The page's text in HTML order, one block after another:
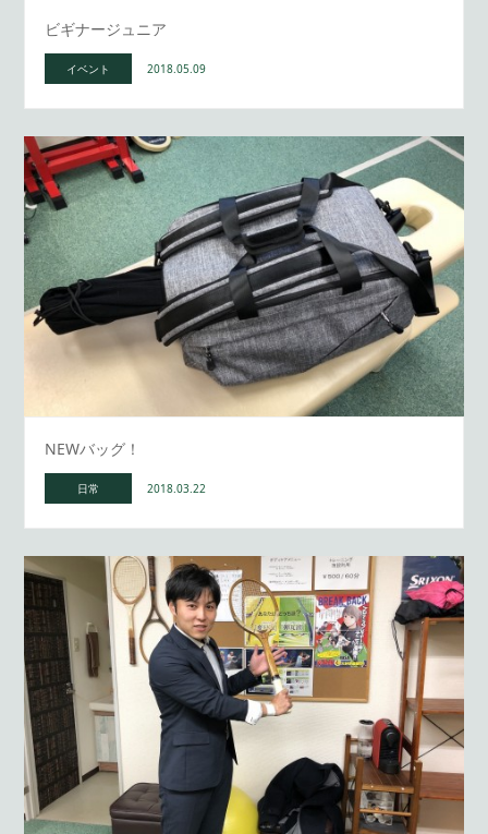
ビギナージュニア
イベント 2018.05.09
NEWバッグ！
日常 2018.03.22